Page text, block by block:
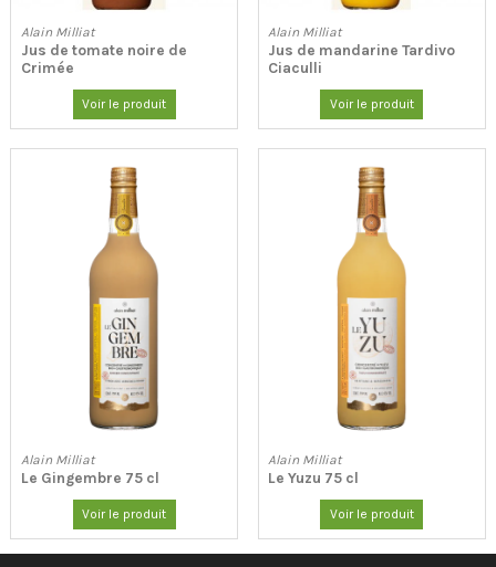
Alain Milliat
Jus de tomate noire de
Crimée
Voir le produit
Alain Milliat
Jus de mandarine Tardivo
Ciaculli
Voir le produit
Alain Milliat
Le Gingembre 75 cl
Voir le produit
Alain Milliat
Le Yuzu 75 cl
Voir le produit